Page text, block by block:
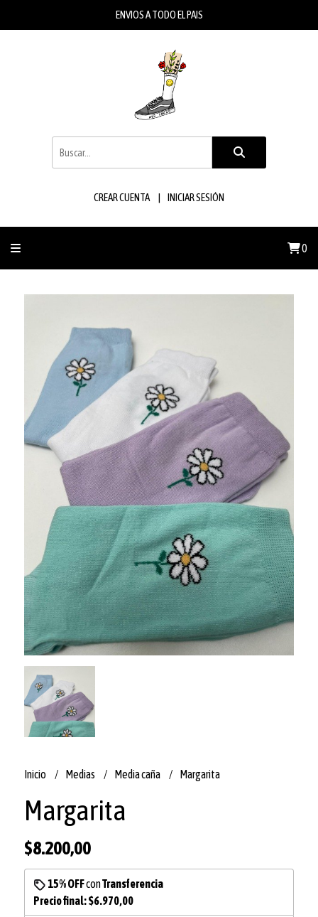
ENVIOS A TODO EL PAIS
CREAR CUENTA INICIAR SESIÓN
0
Inicio Medias Media caña Margarita
Margarita
$8.200,00
15% OFFconTransferencia
Precio final:$6.970,00